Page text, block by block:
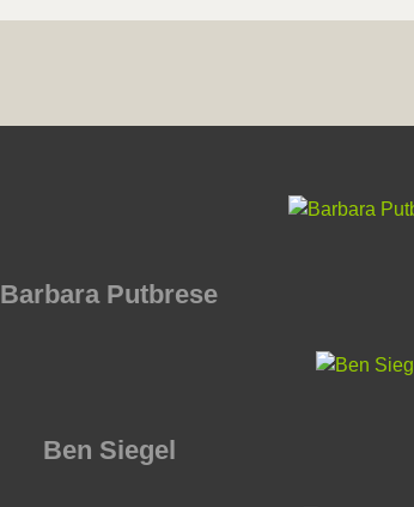
Barbara Putbrese
Ben Siegel